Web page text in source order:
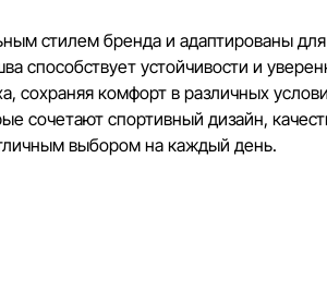
стилем бренда и адаптированы
способствует устойчивости и
сохраняя комфорт в различных
сочетают спортивный дизайн,
выбором на каждый день.